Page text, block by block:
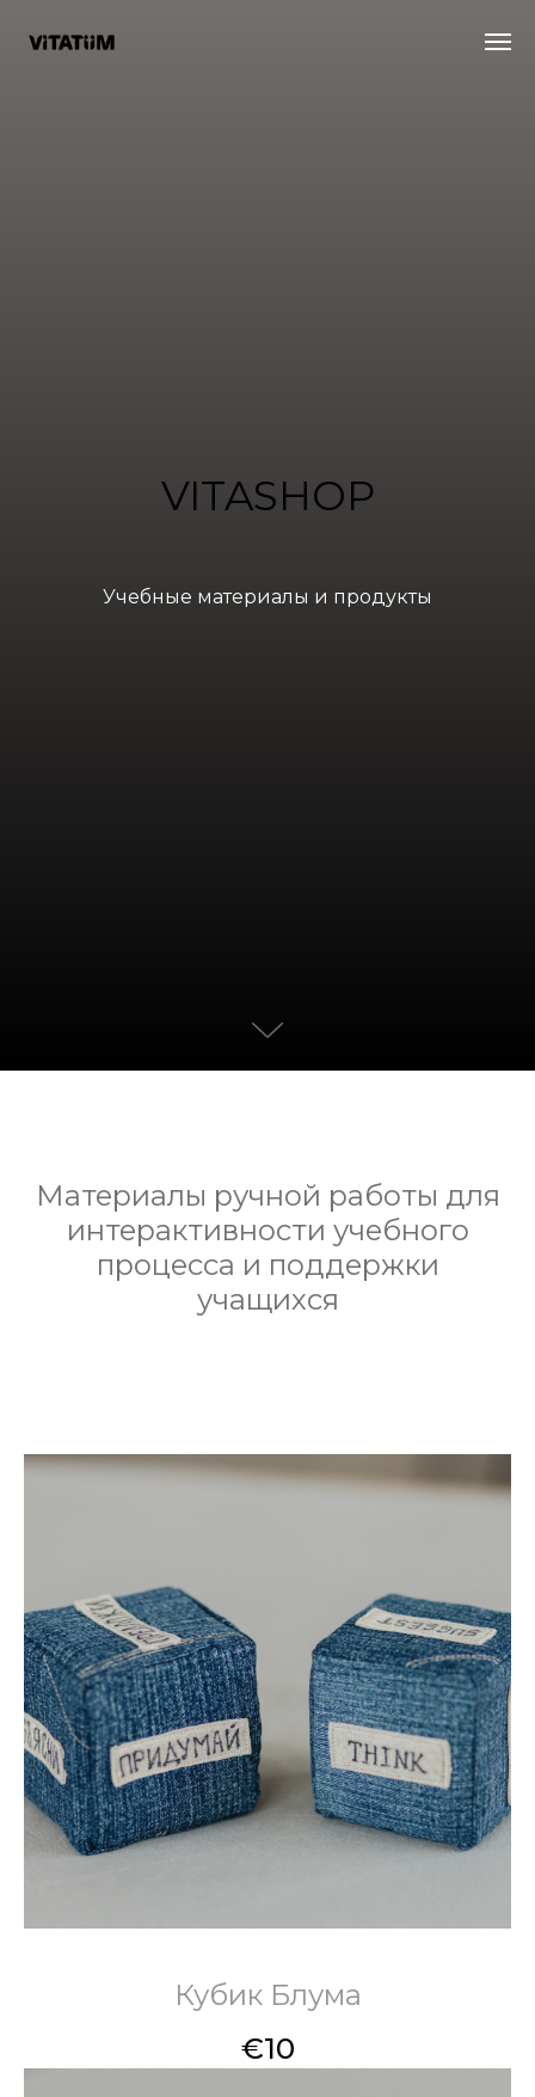
VITASHOP
Учебные материалы и продукты
Материалы ручной работы для
интерактивности учебного
процесса и поддержки
учащихся
Кубик Блума
€10